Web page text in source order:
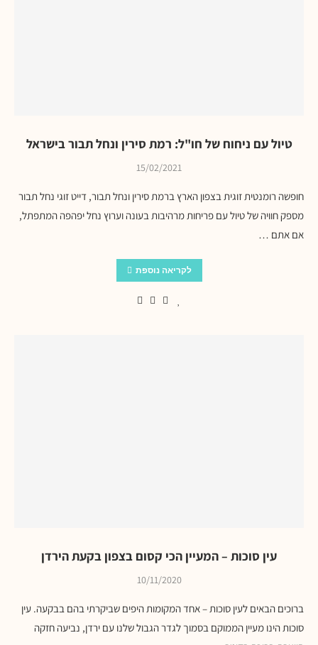
טיול עם ניחוח של חו"ל: רמת סירין ונחל תבור בישראל
15/02/2021
חופשה רומנטית זוגית בצפון הארץ ברמת סירין ונחל תבור, דייט זוגי נחל תבור
מספק חוויה של טיול עם פריחות מרהיבות בעונה וערוץ נחל יפהפה המתפתל,
אם אתם …
לקריאה נוספת
עין סוכות – המעיין הכי קסום בצפון בקעת הירדן
10/11/2020
ברוכים הבאים לעין סוכות – אחד המקומות היפים שביקרתי בהם בבקעה. עין
סוכות הינו מעיין הממוקם בסמוך לגדר הגבול שלנו עם ירדן, נביעה חזקה